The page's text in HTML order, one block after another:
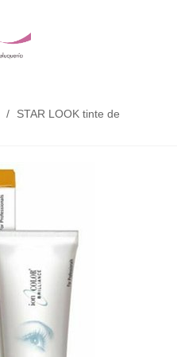
/
STAR LOOK tinte de